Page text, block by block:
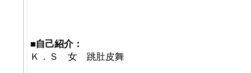
■自己紹介：
Ｋ．Ｓ 女 跳肚皮舞